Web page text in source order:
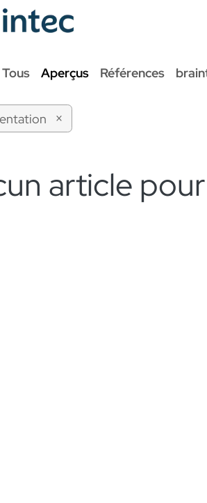
Tous Aperçus Références
×
article